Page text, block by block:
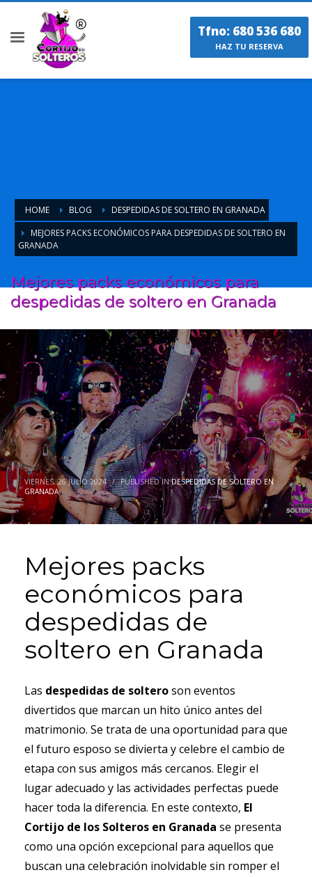
Tfno: 680 536 680
HAZ TU RESERVA
HOME BLOG
DESPEDIDAS DE SOLTERO EN GRANADA
MEJORES PACKS ECONÓMICOS PARA DESPEDIDAS DE SOLTERO EN
GRANADA
Mejores packs económicos para
despedidas de soltero en Granada
VIERNES, 26 JULIO 2024 / PUBLISHED INDESPEDIDAS DE SOLTERO EN
GRANADA
Mejores packs
económicos para
despedidas de
soltero en Granada
Las despedidas de solteroson eventos
divertidos que marcan un hito único antes del
matrimonio. Se trata de una oportunidad para que
el futuro esposo se divierta y celebre el cambio de
etapa con sus amigos más cercanos. Elegir el
lugar adecuado y las actividades perfectas puede
hacer toda la diferencia. En este contexto, El
Cortijo de los Solteros en Granada se presenta
como una opción excepcional para aquellos que
buscan una celebración inolvidable sin romper el